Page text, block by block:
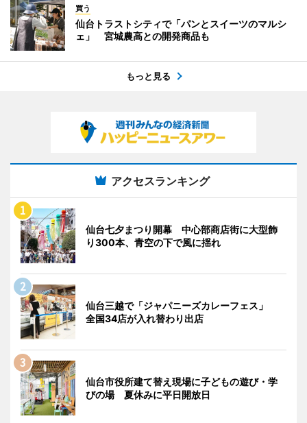
買う
仙台トラストシティで「パンとスイーツのマルシ
ェ」 宮城農高との開発商品も
もっと見る
アクセスランキング
仙台七夕まつり開幕 中心部商店街に大型飾
り300本、青空の下で風に揺れ
仙台三越で「ジャパニーズカレーフェス」
全国34店が入れ替わり出店
仙台市役所建て替え現場に子どもの遊び・学
びの場 夏休みに平日開放日